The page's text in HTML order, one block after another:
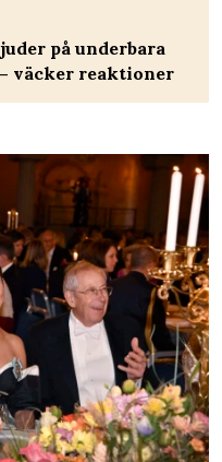
på underbara
väcker reaktioner